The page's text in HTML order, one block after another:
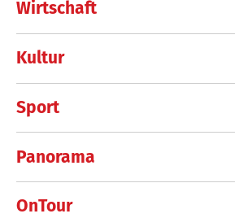
Wirtschaft
Kultur
Sport
Panorama
OnTour